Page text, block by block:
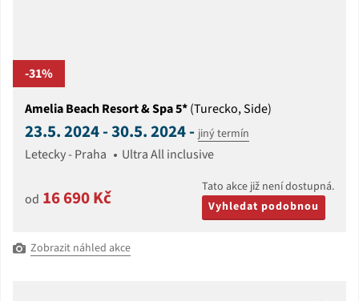
-31%
Amelia Beach Resort & Spa 5*(Turecko, Side)
23.5. 2024 - 30.5. 2024 - jiný termín
Letecky - Praha Ultra All inclusive
od 16 690 Kč
Tato akce již není dostupná.
Vyhledat podobnou
Zobrazit náhled akce